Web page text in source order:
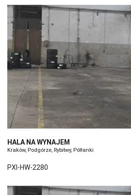
HALA NA WYNAJEM
Kraków, Podgórze, Rybitwy, Półłanki
PXI-HW-2280